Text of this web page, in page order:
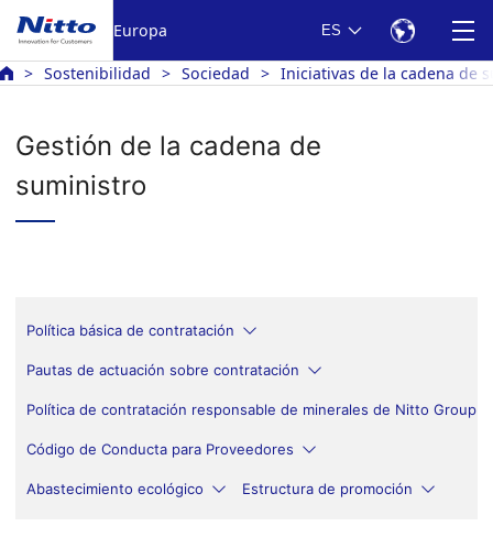
Europa ES
Sostenibilidad Sociedad Iniciativas de la cadena de
Gestión de la cadena de
suministro
Política básica de contratación
Pautas de actuación sobre contratación
Política de contratación responsable de minerales de Nitto Group
Código de Conducta para Proveedores
Abastecimiento ecológico Estructura de promoción